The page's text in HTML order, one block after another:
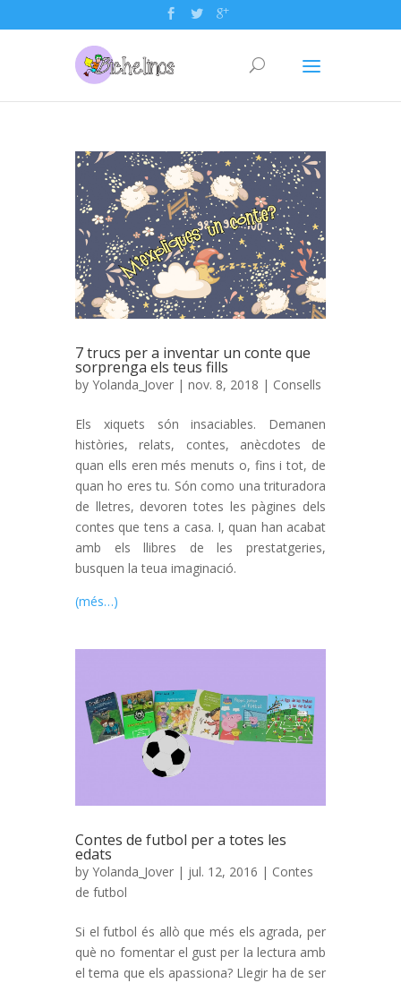
7 trucs per a inventar un conte que
sorprenga els teus fills
by Yolanda_Jover | nov. 8, 2018 | Consells
Els xiquets són insaciables. Demanen
històries, relats, contes, anècdotes de
quan ells eren més menuts o, fins i tot, de
quan ho eres tu. Són como una trituradora
de lletres, devoren totes les pàgines dels
contes que tens a casa. I, quan han acabat
amb els llibres de les prestatgeries,
busquen la teua imaginació.
(més…)
Contes de futbol per a totes les
edats
by Yolanda_Jover | jul. 12, 2016 | Contes
de futbol
Si el futbol és allò que més els agrada, per
què no fomentar el gust per la lectura amb
el tema que els apassiona? Llegir ha de ser